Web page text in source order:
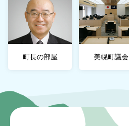
町長の部屋 美幌町議会